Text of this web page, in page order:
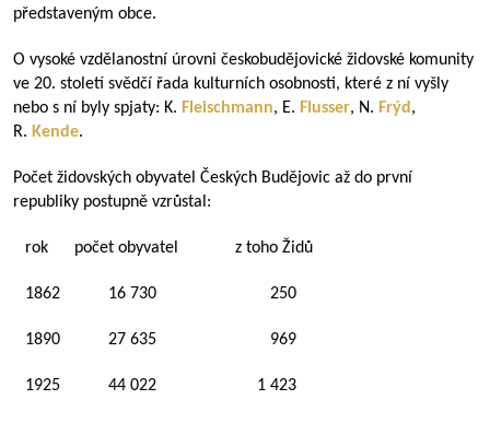
představeným obce.
O vysoké vzdělanostní úrovni českobudějovické židovské komunity
ve 20. století svědčí řada kulturních osobnosti, které z ní vyšly
nebo s ní byly spjaty: K. Fleischmann, E. Flusser, N. Frýd ,
R. Kende.
Počet židovských obyvatel Českých Budějovic až do první
republiky postupně vzrůstal:
rok počet obyvatel z toho Židů
1862 16 730 250
1890 27 635 969
1925 44 022 1 423